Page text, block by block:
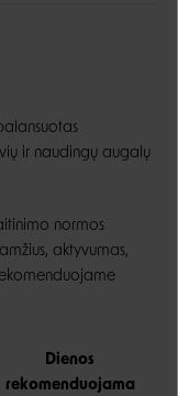
ir naudingų augalų
normos
aktyvumas,
Dienos
rekomenduojama